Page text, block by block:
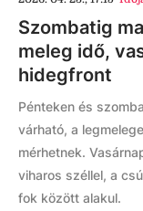
Szombatig
meleg idő,
hidegfront
Pénteken és
várható, a
mérhetnek.
viharos széllel, a
fok között alakul.